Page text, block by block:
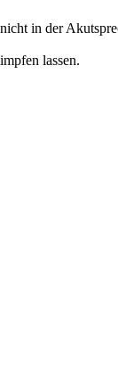
in der
lassen.